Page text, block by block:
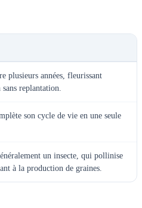
plusieurs années, fleurissant
sans replantation.
son cycle de vie en une seule
un insecte, qui pollinise
à la production de graines.